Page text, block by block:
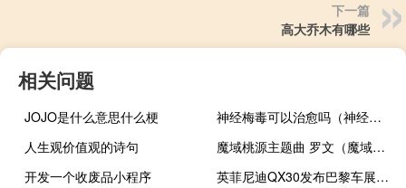
下一篇
高大乔木有哪些
相关问题
JOJO是什么意思什么梗
神经梅毒可以治愈吗（神经梅毒可以治愈吗）
人生观价值观的诗句
魔域桃源主题曲 罗文（魔域桃源主题曲）
开发一个收废品小程序
英菲尼迪QX30发布巴黎车展神秘预告片